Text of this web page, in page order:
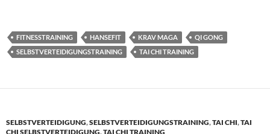
FITNESSTRAINING HANSEFIT KRAV MAGA
QI GONG
SELBSTVERTEIDIGUNGSTRAINING
TAI CHI TRAINING
SELBSTVERTEIDIGUNG,SELBSTVERTEIDIGUNGSTRAINING,TAI CHI,TAI
CHI SELBSTVERTEIDIGUNG,TAI CHI TRAINING